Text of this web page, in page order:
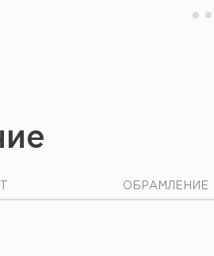
ОБРАМЛЕНИЕ